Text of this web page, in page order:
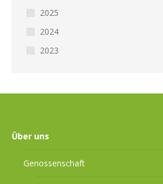
2025
2024
2023
Über uns
Genossenschaft